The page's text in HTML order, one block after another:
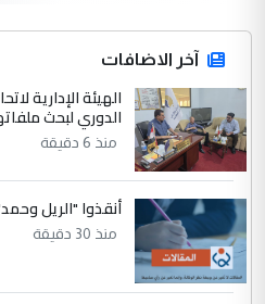
المشترك لا تستهدف أية
الدول الشقيقة
يوسف غزوان عصمت
التعليق : بكالوريوس
زوجتي أيضا بكالوريوس
الموضوع :
السعودية توافق
جامعاتها سنويا
آخر الاضافات
الهيئة الإدارية
الدوري لبحث
منذ 6 دقيقة
أنقذوا "الريل
منذ 30 دقيقة